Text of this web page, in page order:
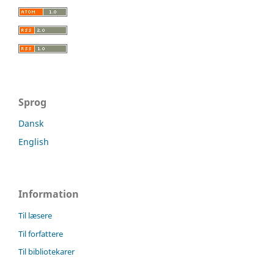
Sprog
Dansk
English
Information
Til læsere
Til forfattere
Til bibliotekarer